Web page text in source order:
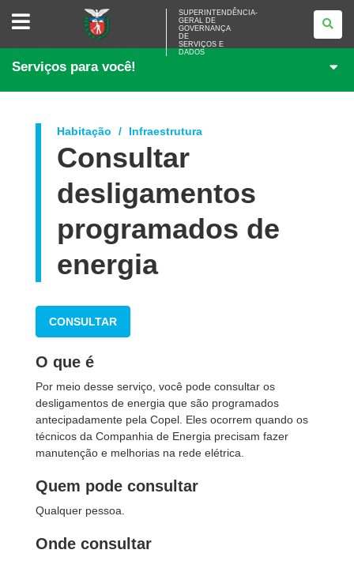
SUPERINTENDÊNCIA-
<BR>GOVERNANÇA
SERVIÇOS
DADOS
SUPERINTENDÊNCIA-
GERAL DE
GOVERNANÇA
DE
SERVIÇOS E
DADOS
Serviços para você!
Habitação Infraestrutura
Consultar
desligamentos
programados de
energia
CONSULTAR
O que é
Por meio desse serviço, você pode consultar os
desligamentos de energia que são programados
antecipadamente pela Copel. Eles ocorrem quando os
técnicos da Companhia de Energia precisam fazer
manutenção e melhorias na rede elétrica.
Quem pode consultar
Qualquer pessoa.
Onde consultar